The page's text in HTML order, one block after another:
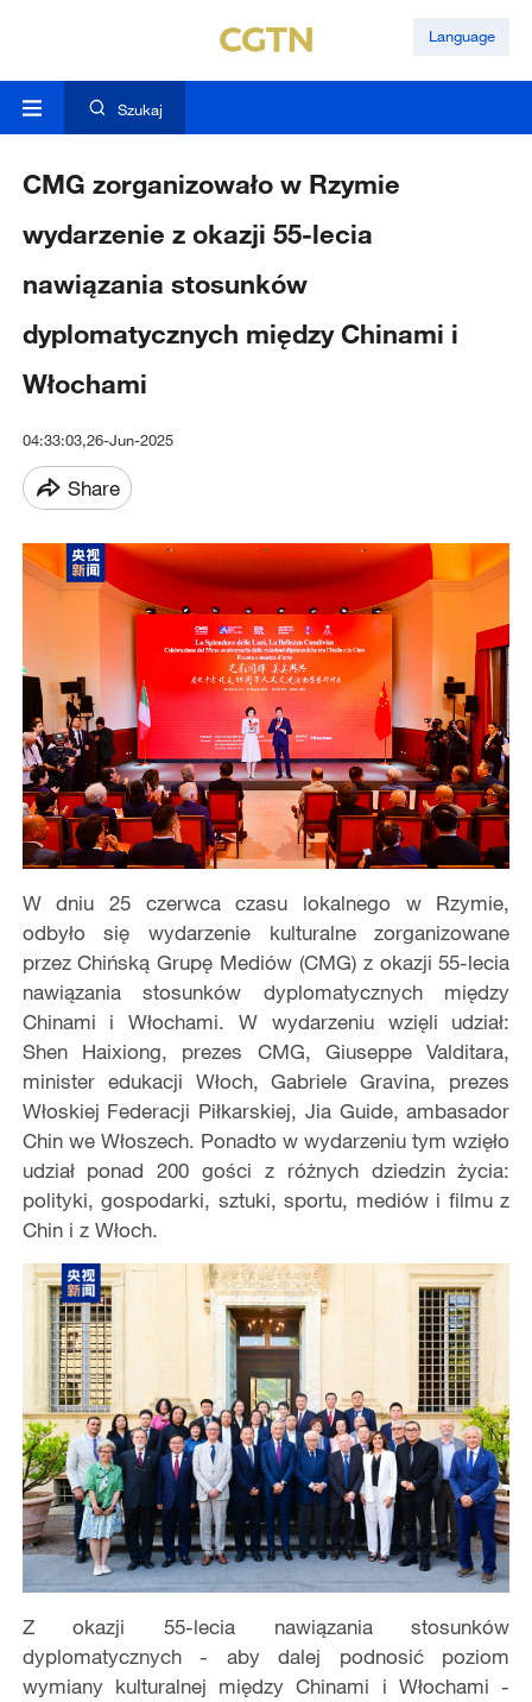
Language
Szukaj
CMG zorganizowało w Rzymie
wydarzenie z okazji 55-lecia
nawiązania stosunków
dyplomatycznych między Chinami i
Włochami
04:33:03,26-Jun-2025
Share
W dniu 25 czerwca czasu lokalnego w Rzymie,
odbyło się wydarzenie kulturalne zorganizowane
przez Chińską Grupę Mediów (CMG) z okazji 55-lecia
nawiązania stosunków dyplomatycznych między
Chinami i Włochami. W wydarzeniu wzięli udział:
Shen Haixiong, prezes CMG, Giuseppe Valditara,
minister edukacji Włoch, Gabriele Gravina, prezes
Włoskiej Federacji Piłkarskiej, Jia Guide, ambasador
Chin we Włoszech. Ponadto w wydarzeniu tym wzięło
udział ponad 200 gości z różnych dziedzin życia:
polityki, gospodarki, sztuki, sportu, mediów i filmu z
Chin i z Włoch.
Z okazji 55-lecia nawiązania stosunków
dyplomatycznych - aby dalej podnosić poziom
wymiany kulturalnej między Chinami i Włochami -